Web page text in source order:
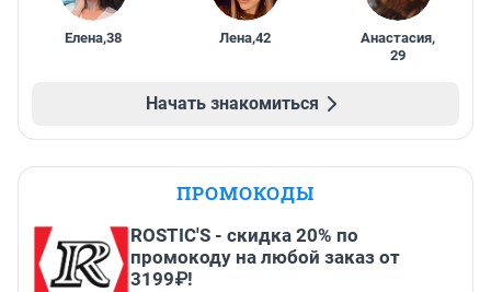
Елена,38 Лена,42 Анастасия,
29
Начать знакомиться
ПРОМОКОДЫ
ROSTIC'S - скидка 20% по
промокоду на любой заказ от
3199₽!